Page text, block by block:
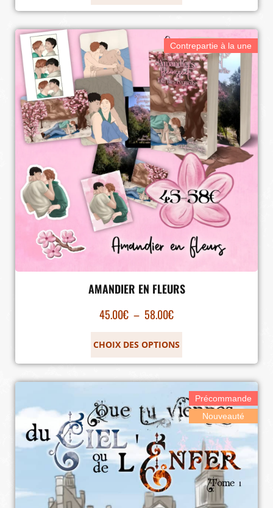
Contrepartie à la une
AMANDIER EN FLEURS
45.00€ – 58.00€
CHOIX DES OPTIONS
Précommande
Nouveauté